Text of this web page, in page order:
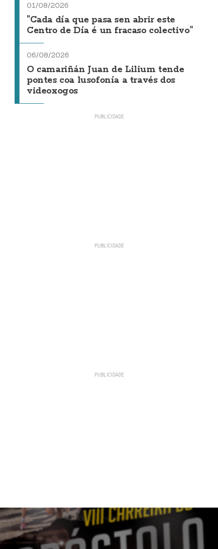
01/08/2026
"Cada día que pasa sen abrir este
Centro de Día é un fracaso colectivo"
06/08/2026
O camariñán Juan de Lilium tende
pontes coa lusofonía a través dos
videoxogos